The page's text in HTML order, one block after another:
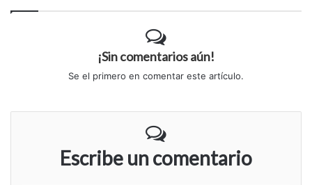
¡Sin comentarios aún!
Se el primero en comentar este artículo.
Escribe un comentario